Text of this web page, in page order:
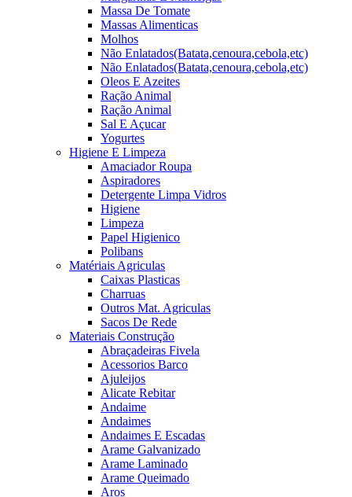
Massa De Tomate
Massas Alimenticas
Molhos
Não Enlatados(Batata,cenoura,cebola,etc)
Não Enlatados(Batata,cenoura,cebola,etc)
Oleos E Azeites
Ração Animal
Ração Animal
Sal E Açucar
Yogurtes
Higiene E Limpeza
Amaciador Roupa
Aspiradores
Detergente Limpa Vidros
Higiene
Limpeza
Papel Higienico
Polibans
Matériais Agriculas
Caixas Plasticas
Charruas
Outros Mat. Agriculas
Sacos De Rede
Materiais Construção
Abraçadeiras Fivela
Acessorios Barco
Ajuleijos
Alicate Rebitar
Andaime
Andaimes
Andaimes E Escadas
Arame Galvanizado
Arame Laminado
Arame Queimado
Aros